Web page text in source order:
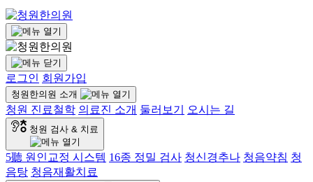
로그인 회원가입
청원한의원 소개
청원 진료철학 의료진 소개 둘러보기 오시는 길
청원 검사 & 치료
5聽 원인교정 시스템 16종 정밀 검사 청신경추나 청음약침 청
음탕 청음재활치료